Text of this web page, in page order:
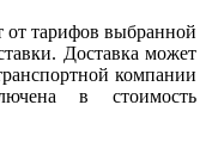
от тарифов выбранной
Доставка может
компании
в стоимость